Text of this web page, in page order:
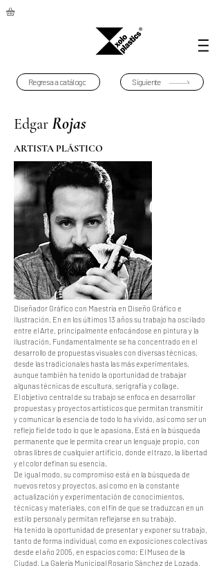
Regresa a catálogo Siguiente
EdgarRojas
ARTISTA PLÁSTICO
Diseñador Gráfico con Maestría en Diseño Gráfico e
Ilustración. En en los últimos 13 años su trabajo ha oscilado
entre el Arte, principalmente enfocándose en pintura y la
Ilustración. Fundamentalmente se ha concentrado en el
desarrollo de propuestas visuales con diversas técnicas,
desde las tradicionales hasta las más experimentales,
aunque también ha tenido la oportunidad de trabajar
algunas técnicas de escultura, serigrafía y collage.
El objetivo central de su trabajo se enfoca en desarrollar
propuestas y proyectos artísticos que permitan transmitir
y comunicar la esencia de todo lo ha vivido, así como ser un
reflejo fiel de todo lo que le apasiona. Está en la búsqueda
permanente que le permita crear un lenguaje propio, con
obras libres de cualquier artificio, donde el trazo, la libertad
y el color definan su esencia.
De igual modo, su compromiso está en la búsqueda de
nuevos retos y proyectos, así como en la constante
actualización y experimentación de conocimientos,
técnicas y materiales, con el fin de que se traduzcan en un
estilo personal y permitan reflejarse en su trabajo.
Ha tenido la oportunidad de presentar y exponer su trabajo,
tanto de forma individual, como en exposiciones colectivas
desde el año 2005, en espacios como: El Museo de la
Ciudad, La Galería Municipal Rosario Sánchez de Lozada,